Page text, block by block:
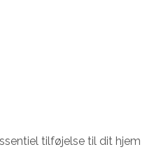
tilføjelse til dit hjem